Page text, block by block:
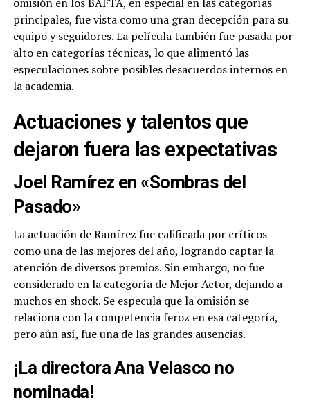
principales, fue vista como una gran decepción para su
equipo y seguidores. La película también fue pasada por
alto en categorías técnicas, lo que alimentó las
especulaciones sobre posibles desacuerdos internos en
la academia.
Actuaciones y talentos que
dejaron fuera las expectativas
Joel Ramírez en «Sombras del
Pasado»
La actuación de Ramírez fue calificada por críticos
como una de las mejores del año, logrando captar la
atención de diversos premios. Sin embargo, no fue
considerado en la categoría de Mejor Actor, dejando a
muchos en shock. Se especula que la omisión se
relaciona con la competencia feroz en esa categoría,
pero aún así, fue una de las grandes ausencias.
¡La directora Ana Velasco no
nominada!